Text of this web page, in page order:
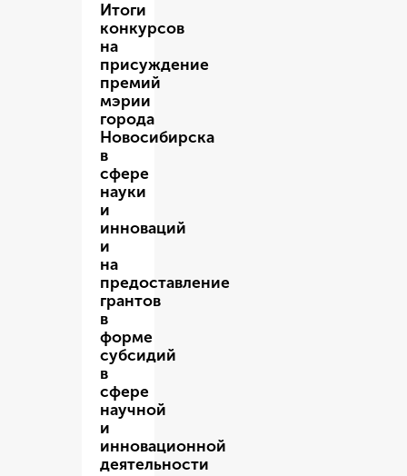
Итоги
конкурсов
на
присуждение
премий
мэрии
города
Новосибирска
в
сфере
науки
и
инноваций
и
на
предоставление
грантов
в
форме
субсидий
в
сфере
научной
и
инновационной
деятельности